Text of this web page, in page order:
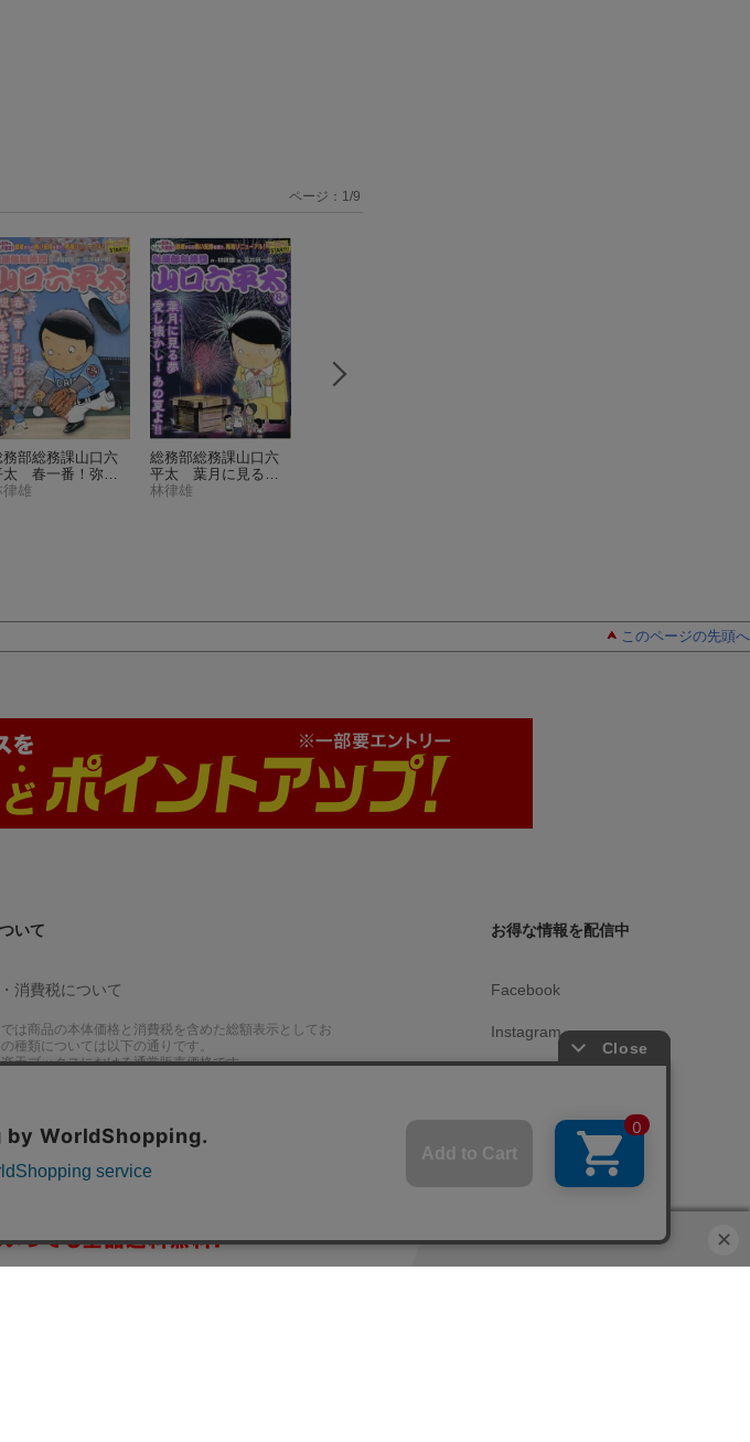
務部総務課山口六
太 春一番！弥生
に想いを乗せ
律雄
総務部総務課山口六
平太 葉月に見る
夢、愛し懐かし！あ
林律雄
ページ： 1/9
このページの先頭へ
いて
消費税について
は商品の本体価格と消費税を含めた総額表示としてお
種類については以下の通りです。
天ブックスにおける通常販売価格です。
アプリ
リ
お得な情報を配信中
Facebook
Instagram